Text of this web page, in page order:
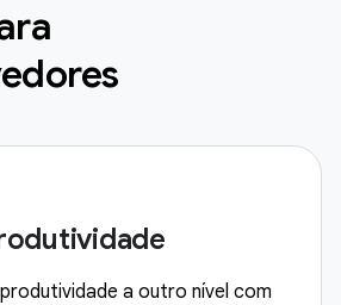
a outro nível com